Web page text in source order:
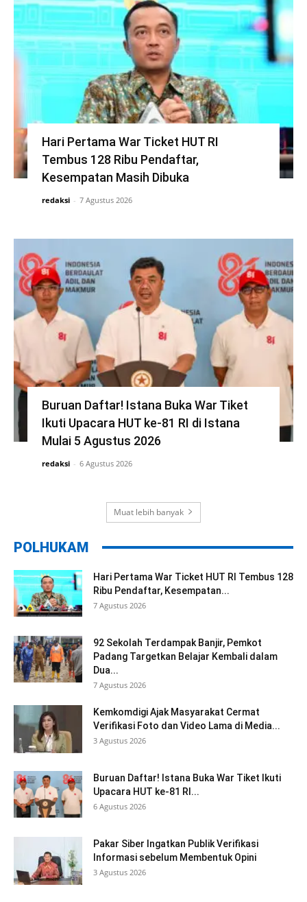
Hari Pertama War Ticket HUT RI
Tembus 128 Ribu Pendaftar,
Kesempatan Masih Dibuka
redaksi - 7 Agustus 2026
Buruan Daftar! Istana Buka War Tiket
Ikuti Upacara HUT ke-81 RI di Istana
Mulai 5 Agustus 2026
redaksi - 6 Agustus 2026
Muat lebih banyak
POLHUKAM
Hari Pertama War Ticket HUT RI Tembus 128
Ribu Pendaftar, Kesempatan...
7 Agustus 2026
92 Sekolah Terdampak Banjir, Pemkot
Padang Targetkan Belajar Kembali dalam
Dua...
7 Agustus 2026
Kemkomdigi Ajak Masyarakat Cermat
Verifikasi Foto dan Video Lama di Media...
3 Agustus 2026
Buruan Daftar! Istana Buka War Tiket Ikuti
Upacara HUT ke-81 RI...
6 Agustus 2026
Pakar Siber Ingatkan Publik Verifikasi
Informasi sebelum Membentuk Opini
3 Agustus 2026